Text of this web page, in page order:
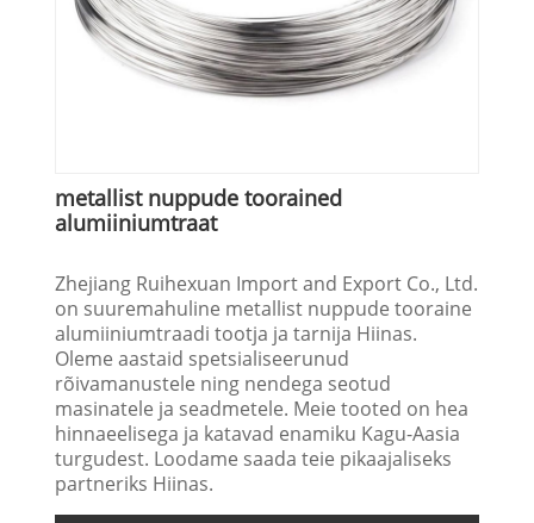
metallist nuppude toorained
alumiiniumtraat
Zhejiang Ruihexuan Import and Export Co., Ltd.
on suuremahuline metallist nuppude tooraine
alumiiniumtraadi tootja ja tarnija Hiinas.
Oleme aastaid spetsialiseerunud
rõivamanustele ning nendega seotud
masinatele ja seadmetele. Meie tooted on hea
hinnaeelisega ja katavad enamiku Kagu-Aasia
turgudest. Loodame saada teie pikaajaliseks
partneriks Hiinas.